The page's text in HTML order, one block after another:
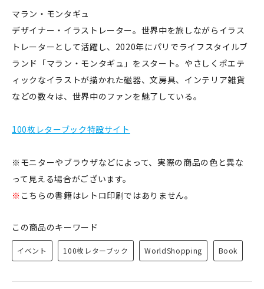
マラン・モンタギュ
デザイナー・イラストレーター。世界中を旅しながらイラス
トレーターとして活躍し、2020年にパリでライフスタイルブ
ランド「マラン・モンタギュ」をスタート。やさしくポエテ
ィックなイラストが描かれた磁器、文房具、インテリア雑貨
などの数々は、世界中のファンを魅了している。
100枚レターブック特設サイト
※モニターやブラウザなどによって、実際の商品の色と異な
って見える場合がございます。
※ こちらの書籍はレトロ印刷ではありません。
この商品のキーワード
イベント 100枚レターブック WorldShopping Book